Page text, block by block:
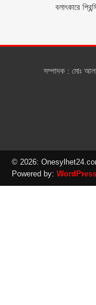
বলাৎকারে
সম্পাদক : মোঃ
© 2026:
Powered by: WordPress